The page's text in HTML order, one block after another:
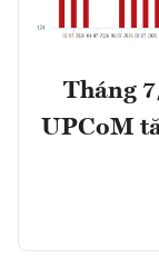
Tháng
UPCoM